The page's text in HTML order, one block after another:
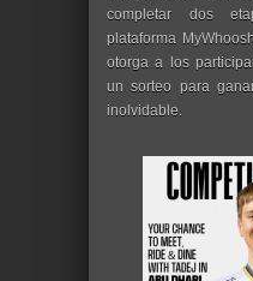
completar dos
plataforma
otorga a los
un sorteo para
inolvidable.